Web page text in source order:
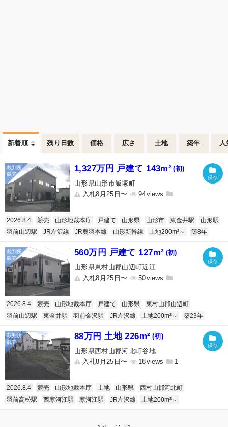
新着順 残り日数 価格 広さ 土地 築年 人
1,327万円 戸建て 143m² (初)
山形県山形市飯塚町
入札8月25日〜
94
2026.8.4 競売 山形地裁本庁 戸建て 山形県 山形市 東金井駅
山形駅
羽前山辺駅
JR左沢線 JR奥羽本線 山形新幹線 土地200m²～ 築8年
560万円 戸建て 127m² (初)
山形県東村山郡山辺町近江
入札8月25日〜
50
2026.8.4 競売 山形地裁本庁 戸建て 山形県
東村山郡山辺町
羽前山辺駅
東金井駅 羽前金沢駅 JR左沢線 土地200m²～ 築23年
88万円 土地 226m² (初)
山形県西村山郡河北町谷地
入札8月25日〜
18 1
2026.8.4 競売 山形地裁本庁 土地 山形県
西村山郡河北町
羽前高松駅
西寒河江駅 寒河江駅 JR左沢線 土地200m²～